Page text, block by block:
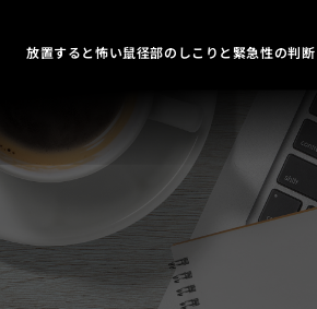
放置すると怖い鼠径部のしこりと緊急性の判断